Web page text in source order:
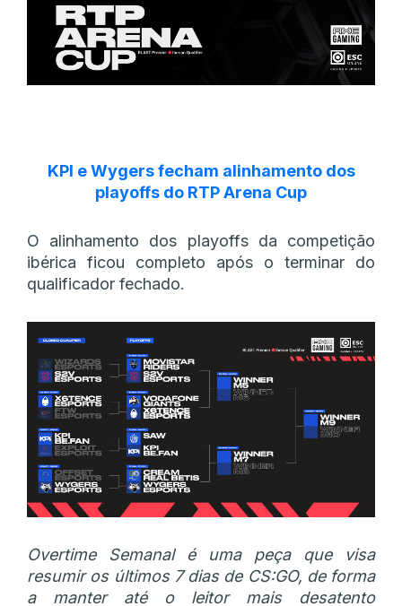
KPI e Wygers fecham alinhamento dos
playoffs do RTP Arena Cup
O alinhamento dos playoffs da competição
ibérica ficou completo após o terminar do
qualificador fechado.
Overtime Semanal é uma peça que visa
resumir os últimos 7 dias de CS:GO, de forma
a manter até o leitor mais desatento